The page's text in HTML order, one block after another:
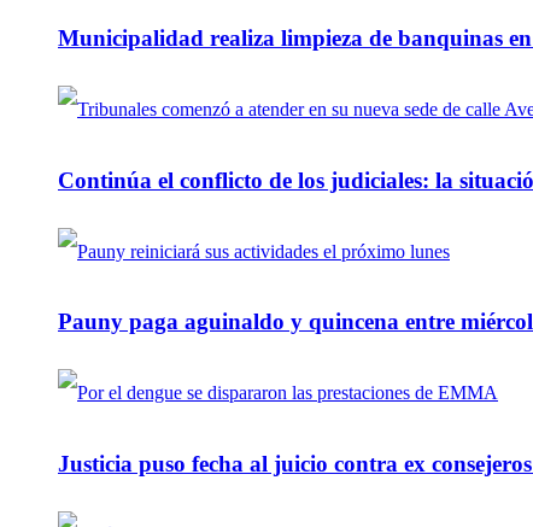
Municipalidad realiza limpieza de banquinas
Continúa el conflicto de los judiciales: la
Pauny paga aguinaldo y quincena entre
Justicia puso fecha al juicio contra ex